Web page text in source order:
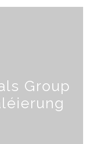
Group